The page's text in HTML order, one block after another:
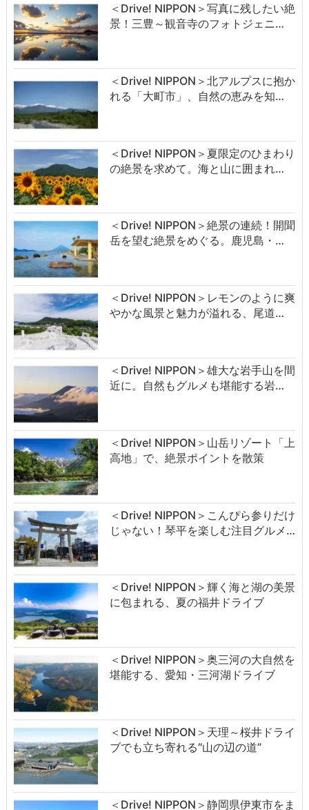
＜Drive! NIPPON＞写真に残したい絶
景！三豊～観音寺のフォトジェニ…
＜Drive! NIPPON＞北アルプスに抱か
れる「大町市」、自然の恵みを知…
＜Drive! NIPPON＞夏限定のひまわり
の絶景を求めて。海と山に囲まれ…
＜Drive! NIPPON＞絶景の連続！開聞
岳を望む絶景をめぐる。鹿児島・…
＜Drive! NIPPON＞レモンのように爽
やかな風景と魅力が溢れる、尾道…
＜Drive! NIPPON＞雄大な岩手山を間
近に。自然もグルメも堪能する岩…
＜Drive! NIPPON＞山岳リゾート「上
高地」で、絶景ポイントを散策
＜Drive! NIPPON＞こんぴら参りだけ
じゃない！琴平を楽しむ注目グルメ…
＜Drive! NIPPON＞輝く海と湖の美景
に包まれる、夏の福井ドライブ
＜Drive! NIPPON＞奥三河の大自然を
堪能する、愛知・三河湖ドライブ
＜Drive! NIPPON＞天理～桜井ドライ
ブでも立ち寄れる“山の辺の道”
＜Drive! NIPPON＞静岡県伊東市をま